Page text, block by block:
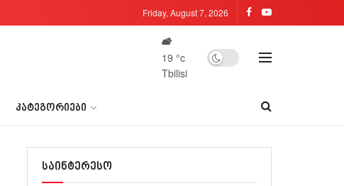
Friday, August 7, 2026
19 °c
Tbilisi
ᲙᲐᲢᲔᲒᲝᲠᲘᲔᲑᲘ
საინტერესო